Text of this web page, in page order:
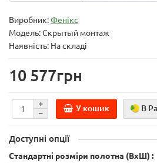
Виробник:Фенікс
Модель:Скрытый монтаж
Наявність: На складі
10 577грн
У кошик В
Доступні опції
Стандартні розміри полотна (ВхШ) :